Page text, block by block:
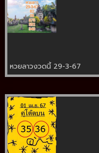
หวยลาวงวดนี้ 29-3-67